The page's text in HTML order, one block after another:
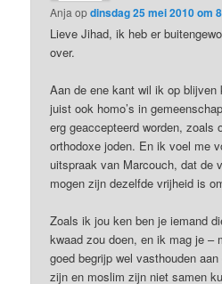
Anja opdinsdag 25 mei 2010 om
Lieve Jihad, ik heb er
over.
Aan de ene kant wil ik op blijven
juist ook homo’s in
erg geaccepteerd worden, zoals
orthodoxe joden. En ik voel me
uitspraak van Marcouch, dat de
mogen zijn dezelfde vrijheid is
Zoals ik jou ken ben je iemand
kwaad zou doen, en ik mag je –
goed begrijp wel vasthouden
zijn en moslim zijn niet samen